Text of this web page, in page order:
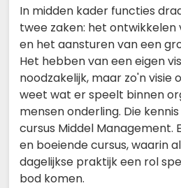
In midden kader functies
twee zaken: het ontwikkelen
en het aansturen van een
Het hebben van een eigen
noodzakelijk, maar zo'n visie
weet wat er speelt binnen
mensen onderling. Die
cursus Middel Management.
en boeiende cursus, waarin
dagelijkse praktijk een rol
bod komen.